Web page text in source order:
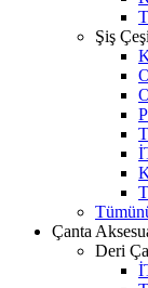
Şiş
Çanta
Deri